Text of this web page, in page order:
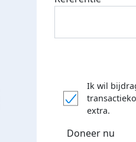
Ik wil
extra.
Doneer nu